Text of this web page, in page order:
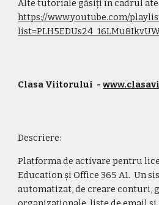
https://www.youtube.com/
Clasa Viitorului
  -
Descriere:
Platforma de activare pentru
Education și Office 365 A1.  Un
automatizat, de creare conturi,